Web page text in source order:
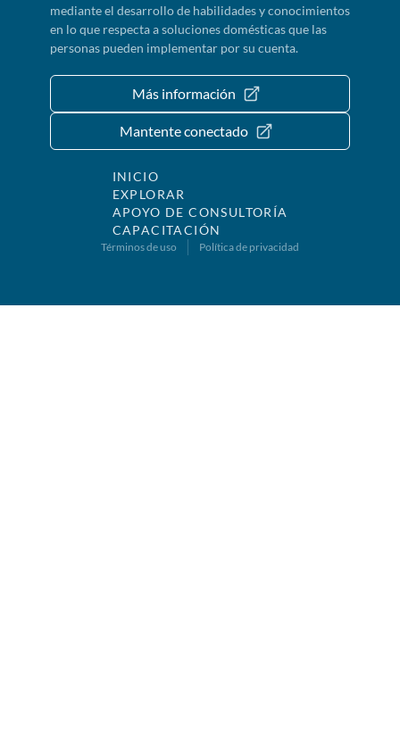
mediante el desarrollo de habilidades y conocimientos
en lo que respecta a soluciones domésticas que las
personas pueden implementar por su cuenta.
Más información
Mantente conectado
INICIO
EXPLORAR
APOYO DE CONSULTORÍA
CAPACITACIÓN
Términos de uso Política de privacidad